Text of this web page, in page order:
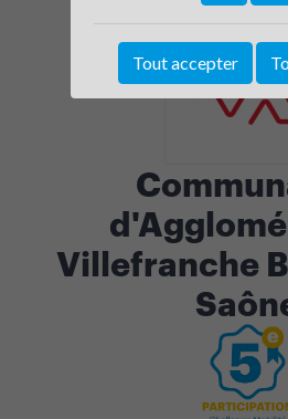
Villefranche
Tout accepter